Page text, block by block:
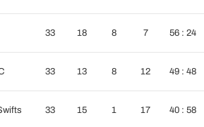
33 18 8 7 56 : 24
33 13 8 12 49 : 48
33 15 1 17 40 : 58